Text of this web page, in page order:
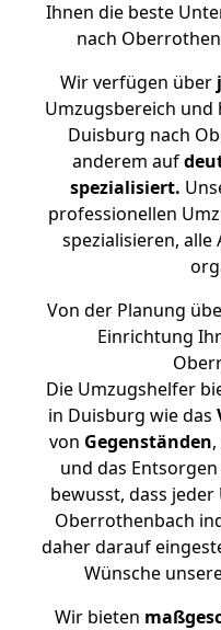
Ihnen die beste
nach
Wir verfügen über
Umzugsbereich und
Duisburg nach
anderem auf
spezialisiert.
professionellen
spezialisieren, alle
Von der Planung
Einrichtung
Die Umzugshelfer
in Duisburg wie das
von Gegenständen
und das
bewusst, dass
Oberrothenbach
daher darauf
Wünsche
Wir bieten